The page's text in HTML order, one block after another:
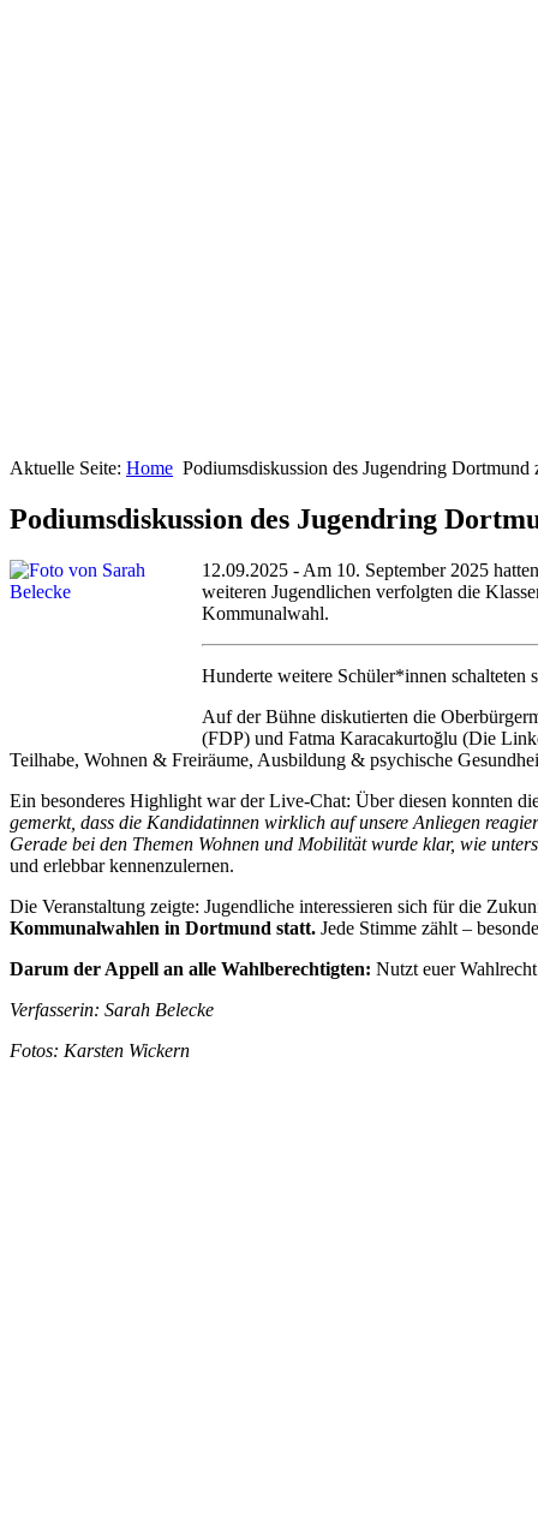
Aktuelle Seite: Home Podiumsdiskussion des Jugendring
Podiumsdiskussion des Jugendring
12.09.2025 - Am 10. September 2025
weiteren Jugendlichen verfolgten die
Kommunalwahl.
Hunderte weitere Schüler*innen schalteten
Auf der Bühne diskutierten die
(FDP) und Fatma Karacakurtoğlu (Die
Teilhabe, Wohnen & Freiräume, Ausbildung & psychische
Ein besonderes Highlight war der Live-Chat: Über diesen konnten
gemerkt, dass die Kandidatinnen wirklich auf unsere Anliegen
Gerade bei den Themen Wohnen und Mobilität wurde klar, wie
und erlebbar kennenzulernen.
Die Veranstaltung zeigte: Jugendliche interessieren sich für die
Kommunalwahlen in Dortmund statt. Jede Stimme zählt –
Darum der Appell an alle Wahlberechtigten: Nutzt euer
Verfasserin: Sarah Belecke
Fotos: Karsten Wickern